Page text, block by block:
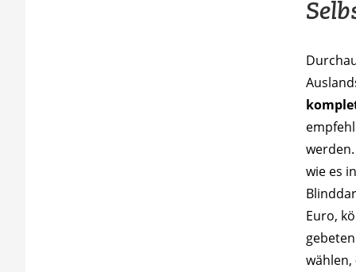
wie es
Euro,
wählen,